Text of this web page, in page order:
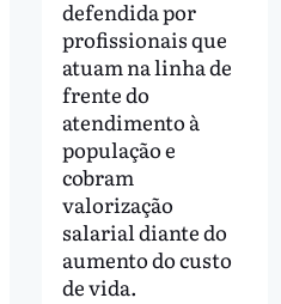
defendida por
profissionais que
atuam na linha de
frente do
atendimento à
população e
cobram
valorização
salarial diante do
aumento do custo
de vida.